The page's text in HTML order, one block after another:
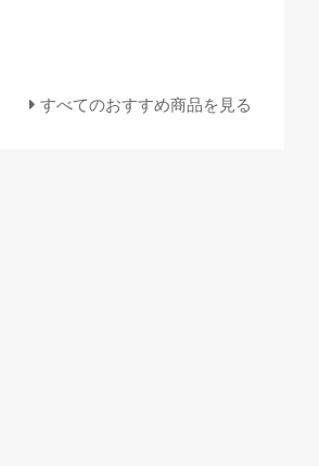
すべてのおすすめ商品を見る